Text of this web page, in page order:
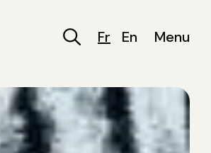
Fr En Menu